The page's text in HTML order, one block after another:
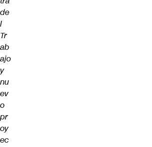
de
l
Tr
ab
ajo
y
nu
ev
o
pr
oy
ec